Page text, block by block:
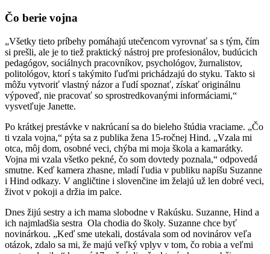
Čo berie vojna
„Všetky tieto príbehy pomáhajú utečencom vyrovnať sa s tým, čím
si prešli, ale je to tiež praktický nástroj pre profesionálov, budúcich
pedagógov, sociálnych pracovníkov, psychológov, žurnalistov,
politológov, ktorí s takýmito ľuďmi prichádzajú do styku. Takto si
môžu vytvoriť vlastný názor a ľudí spoznať, získať originálnu
výpoveď, nie pracovať so sprostredkovanými informáciami,“
vysvetľuje Janette.
Po krátkej prestávke v nakrúcaní sa do bieleho štúdia vraciame. „Čo
ti vzala vojna,“ pýta sa z publika žena 15-ročnej Hind. „Vzala mi
otca, môj dom, osobné veci, chýba mi moja škola a kamarátky.
Vojna mi vzala všetko pekné, čo som dovtedy poznala,“ odpovedá
smutne. Keď kamera zhasne, mladí ľudia v publiku napíšu Suzanne
i Hind odkazy. V angličtine i slovenčine im želajú už len dobré veci,
život v pokoji a držia im palce.
Dnes žijú sestry a ich mama slobodne v Rakúsku. Suzanne, Hind a
ich najmladšia sestra Ola chodia do školy. Suzanne chce byť
novinárkou. „Keď sme utekali, dostávala som od novinárov veľa
otázok, zdalo sa mi, že majú veľký vplyv v tom, čo robia a veľmi